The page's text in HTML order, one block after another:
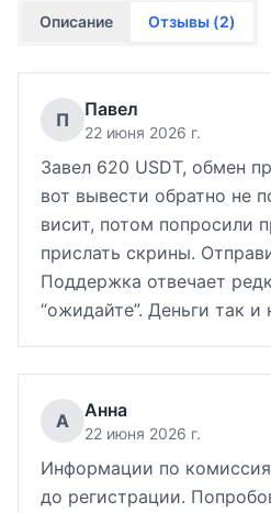
Описание Отзывы (2)
П Павел
22 июня 2026 г.
Завел 620 USDT, обмен
вот вывести обратно не
висит, потом попросили
прислать скрины.
Поддержка отвечает
“ожидайте”. Деньги так и
А Анна
22 июня 2026 г.
Информации по
до регистрации.